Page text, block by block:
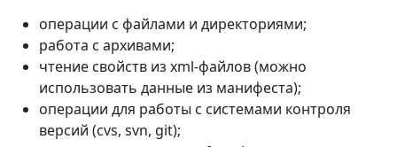
операции с файлами и директориями;
работа с архивами;
чтение свойств из xml-файлов (можно
использовать данные из манифеста);
операции для работы с системами контроля
версий (cvs, svn, git);